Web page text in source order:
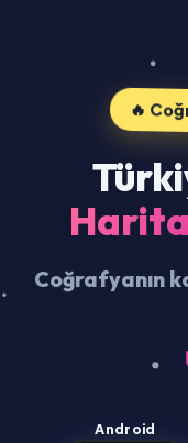
🔥
Coğrafyanın
Android